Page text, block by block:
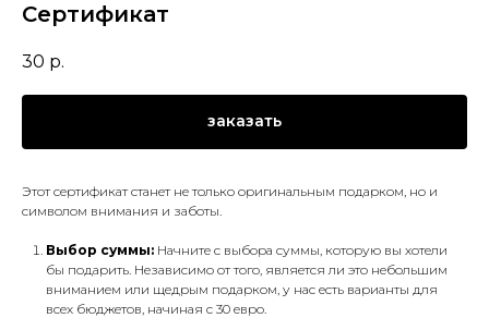
Сертификат
30 р.
заказать
Этот сертификат станет не только оригинальным подарком, но и
символом внимания и заботы.
Выбор суммы: Начните с выбора суммы, которую вы хотели
бы подарить. Независимо от того, является ли это небольшим
вниманием или щедрым подарком, у нас есть варианты для
всех бюджетов, начиная с 30 евро.